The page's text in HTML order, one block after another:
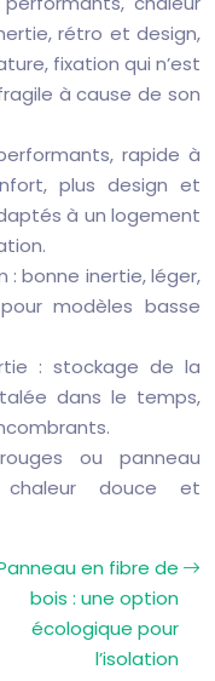
rétro et design,
fixation qui n’est
à cause de son
rapide à
plus design et
à un logement
: bonne inertie, léger,
modèles basse
: stockage de la
dans le temps,
ou panneau
chaleur douce et
en fibre de
bois : une option
écologique pour
l’isolation